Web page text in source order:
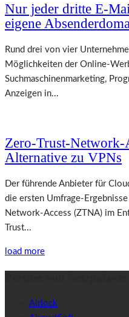
Nur jeder dritte E-
eigene
Rund drei von vier
Möglichkeiten der Online-
Suchmaschinenmarketing,
Anzeigen in...
Zero-Trust-Network-
Alternative zu VPNs
Der führende Anbieter für
die ersten Umfrage-
Network-Access (ZTNA) im
Trust...
load more
Airlock